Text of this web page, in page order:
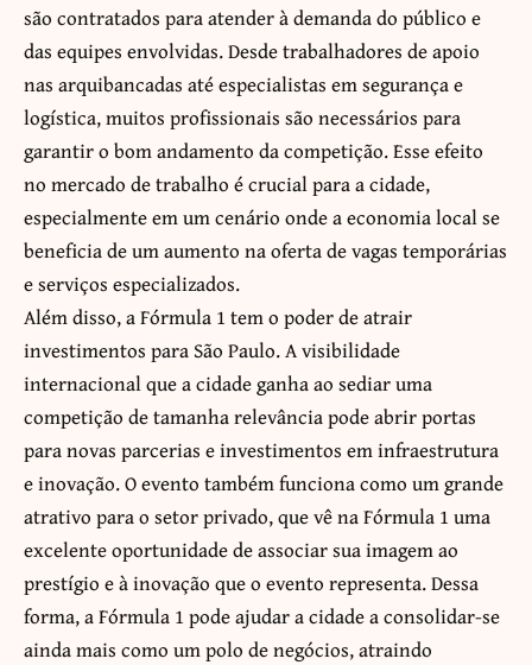
são contratados para atender à demanda do público e
das equipes envolvidas. Desde trabalhadores de apoio
nas arquibancadas até especialistas em segurança e
logística, muitos profissionais são necessários para
garantir o bom andamento da competição. Esse efeito
no mercado de trabalho é crucial para a cidade,
especialmente em um cenário onde a economia local se
beneficia de um aumento na oferta de vagas temporárias
e serviços especializados.
Além disso, a Fórmula 1 tem o poder de atrair
investimentos para São Paulo. A visibilidade
internacional que a cidade ganha ao sediar uma
competição de tamanha relevância pode abrir portas
para novas parcerias e investimentos em infraestrutura
e inovação. O evento também funciona como um grande
atrativo para o setor privado, que vê na Fórmula 1 uma
excelente oportunidade de associar sua imagem ao
prestígio e à inovação que o evento representa. Dessa
forma, a Fórmula 1 pode ajudar a cidade a consolidar-se
ainda mais como um polo de negócios, atraindo